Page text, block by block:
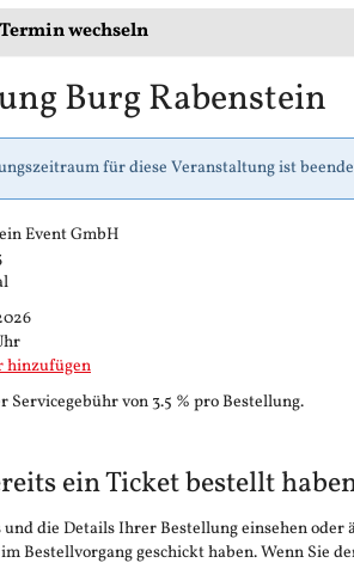
wechseln
Burg Rabenstein
für diese Veranstaltung ist
Event GmbH
hinzufügen
Servicegebühr von 3.5 % pro Bestellung.
ein Ticket bestellt
und die Details Ihrer Bestellung einsehen
Bestellvorgang geschickt haben. Wenn Sie